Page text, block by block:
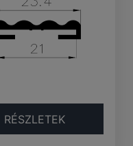
RÉSZLETEK